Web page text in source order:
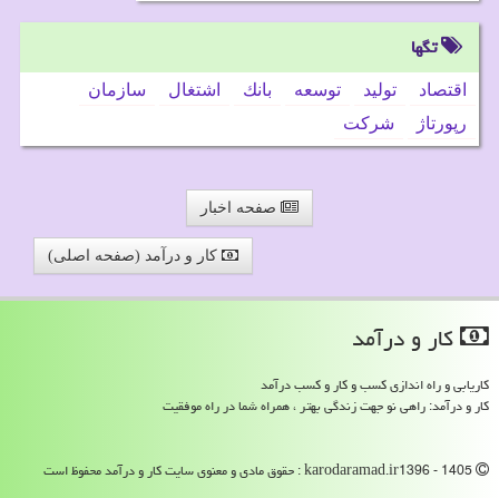
تگها
اقتصاد تولید توسعه بانك اشتغال
سازمان
رپورتاژ
شركت
صفحه اخبار
کار و درآمد (صفحه اصلی)
كار و درآمد
کاریابی و راه اندازی کسب و کار و کسب درآمد
کار و درآمد: راهی نو جهت زندگی بهتر ، همراه شما در راه موفقیت